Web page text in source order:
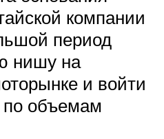
компании
период
нишу на
и войти
объемам